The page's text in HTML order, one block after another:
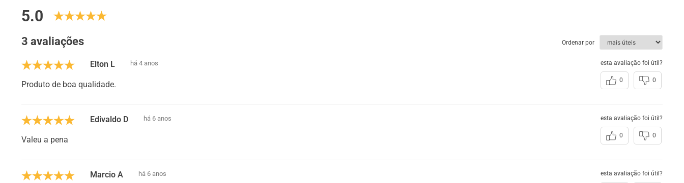
5.0
3 avaliações Ordenar por
Elton L há 4 anos
Produto de boa qualidade.
esta avaliação foi útil?
0 0
Edivaldo D há 6 anos
Valeu a pena
esta avaliação foi útil?
0 0
Marcio A há 6 anos esta avaliação foi útil?